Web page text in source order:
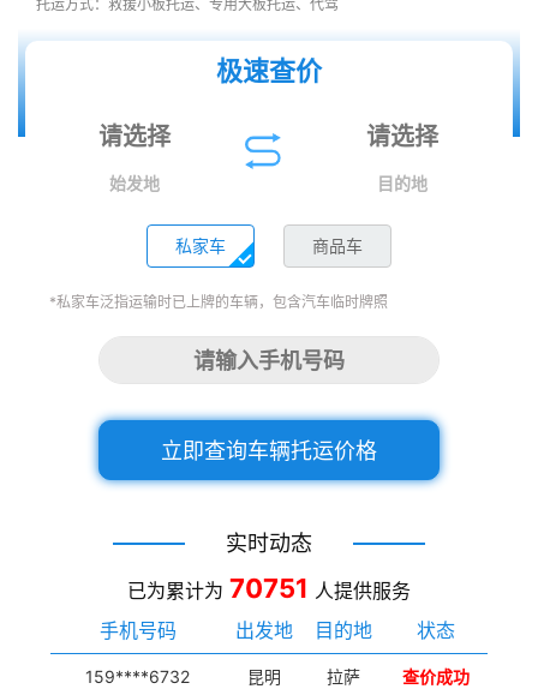
托运方式：救援小板托运、专用大板托运、代驾
极速查价
始发地 目的地
私家车 商品车
*私家车泛指运输时已上牌的车辆，包含汽车临时牌照
立即查询车辆托运价格
实时动态
已为累计为 70751 人提供服务
手机号码
出发地 目的地 状态
159****6732 昆明 拉萨 查价成功